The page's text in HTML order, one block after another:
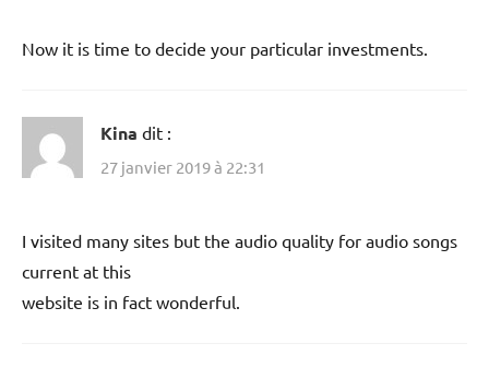
Now it is time to decide your particular investments.
Kina dit :
27 janvier 2019 à 22:31
I visited many sites but the audio quality for audio songs
current at this
website is in fact wonderful.